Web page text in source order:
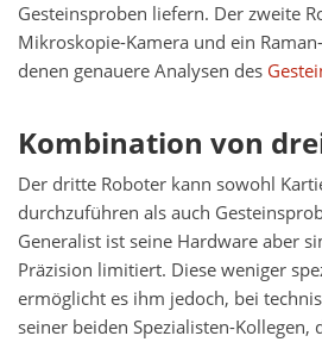
Gesteinsproben liefern. Der zweite
Mikroskopie-Kamera und ein
denen genauere Analysen des
Kombination von
Der dritte Roboter kann sowohl
durchzuführen als auch
Generalist ist seine Hardware aber
Präzision limitiert. Diese weniger
ermöglicht es ihm jedoch, bei
seiner beiden Spezialisten-Kollegen,